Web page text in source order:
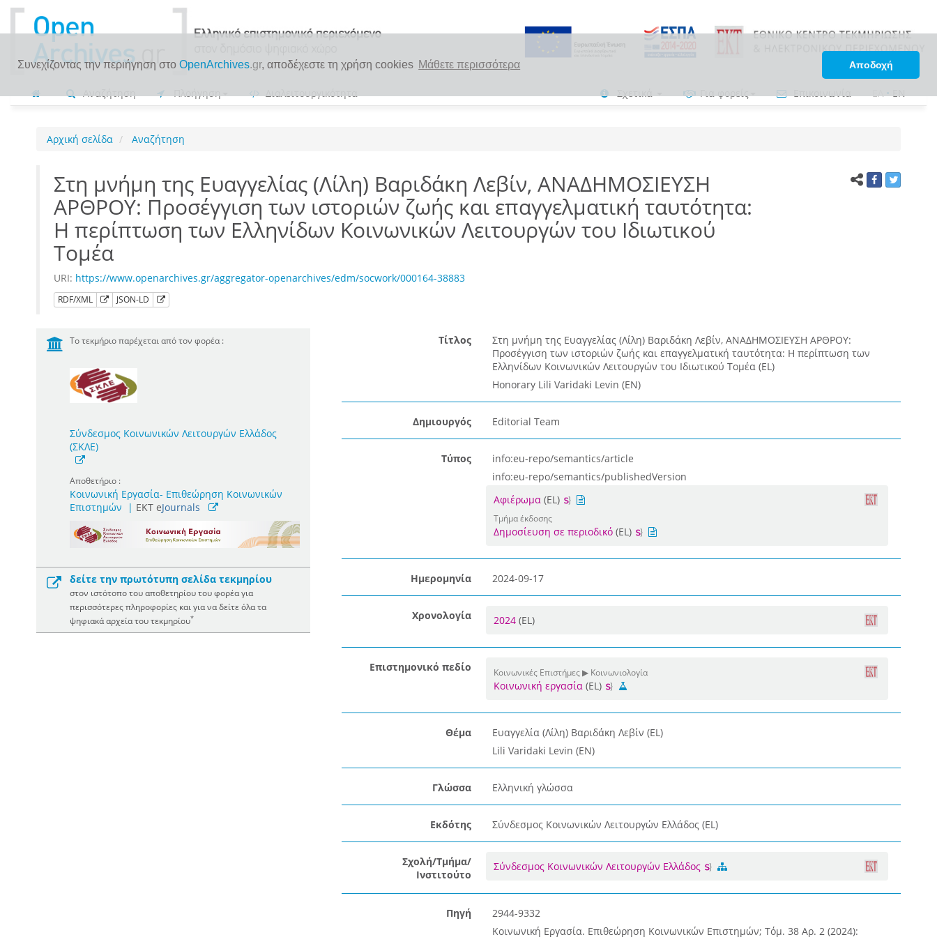
Συνεχίζοντας την περιήγηση στο OpenArchives.gr, αποδέχεστε τη χρήση cookies Μάθετε περισσότερα Αποδοχή
Αναζήτηση Πλοήγηση Διαλειτουργικότητα Σχετικά Για φορείς Επικοινωνία ΕΛ•EN
Αρχική σελίδα Αναζήτηση
Στη μνήμη της Ευαγγελίας (Λίλη) Βαριδάκη Λεβίν, ΑΝΑΔΗΜΟΣΙΕΥΣΗ
ΑΡΘΡΟΥ: Προσέγγιση των ιστοριών ζωής και επαγγελματική ταυτότητα:
Η περίπτωση των Ελληνίδων Κοινωνικών Λειτουργών του Ιδιωτικού
Τομέα
URI: https://www.openarchives.gr/aggregator-openarchives/edm/socwork/000164-38883
RDF/XML JSON-LD
Το τεκμήριο παρέχεται από τον φορέα :
Σύνδεσμος Κοινωνικών Λειτουργών Ελλάδος
(ΣΚΛΕ)
Αποθετήριο :
Κοινωνική Εργασία- Επιθεώρηση Κοινωνικών
Επιστημών
| ΕΚΤ eJournals
δείτε την πρωτότυπη σελίδα τεκμηρίου
στον ιστότοπο του αποθετηρίου του φορέα για
περισσότερες πληροφορίες και για να δείτε όλα τα
ψηφιακά αρχεία του τεκμηρίου*
Τίτλος
Στη μνήμη της Ευαγγελίας (Λίλη) Βαριδάκη Λεβίν, ΑΝΑΔΗΜΟΣΙΕΥΣΗ ΑΡΘΡΟΥ:
Προσέγγιση των ιστοριών ζωής και επαγγελματική ταυτότητα: Η περίπτωση των
Ελληνίδων Κοινωνικών Λειτουργών του Ιδιωτικού Τομέα (EL)
Honorary Lili Varidaki Levin (EN)
Δημιουργός Editorial Team
Τύπος
info:eu-repo/semantics/article
info:eu-repo/semantics/publishedVersion
Αφιέρωμα(EL)
Τμήμα έκδοσης
Δημοσίευση σε περιοδικό(EL)
Ημερομηνία 2024-09-17
Χρονολογία 2024 (EL)
Επιστημονικό πεδίο Κοινωνικές Επιστήμες ▶ Κοινωνιολογία
Κοινωνική εργασία(EL)
Θέμα
Ευαγγελία (Λίλη) Βαριδάκη Λεβίν (EL)
Lili Varidaki Levin (EN)
Γλώσσα Ελληνική γλώσσα
Εκδότης Σύνδεσμος Κοινωνικών Λειτουργών Ελλάδος (EL)
Σχολή/Τμήμα/
Ινστιτούτο
Σύνδεσμος Κοινωνικών Λειτουργών Ελλάδος
Πηγή
2944-9332
Κοινωνική Εργασία. Επιθεώρηση Κοινωνικών Επιστημών; Τόμ. 38 Αρ. 2 (2024):